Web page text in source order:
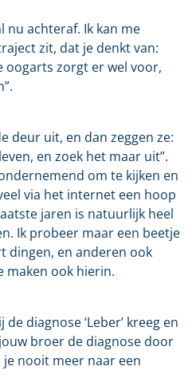
nu achteraf. Ik kan me
zit, dat je denkt van:
oogarts zorgt er wel voor,
deur uit, en dan zeggen ze:
en zoek het maar uit”.
om te kijken en
via het internet een hoop
jaren is natuurlijk heel
Ik probeer maar een beetje
dingen, en anderen ook
maken ook hierin.
diagnose ‘Leber’ kreeg en
broer de diagnose door
nooit meer naar een